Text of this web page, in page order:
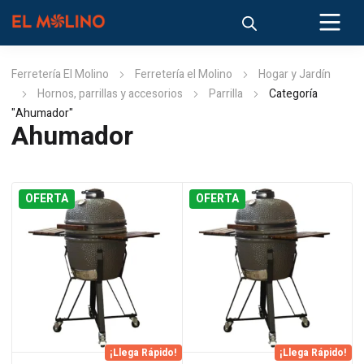
Ferretería El Molino Ferretería el Molino
Hogar y Jardín
Hornos, parrillas y accesorios
Parrilla
Categoría
"Ahumador"
Ahumador
OFERTA
¡Llega Rápido!
OFERTA
¡Llega Rápido!